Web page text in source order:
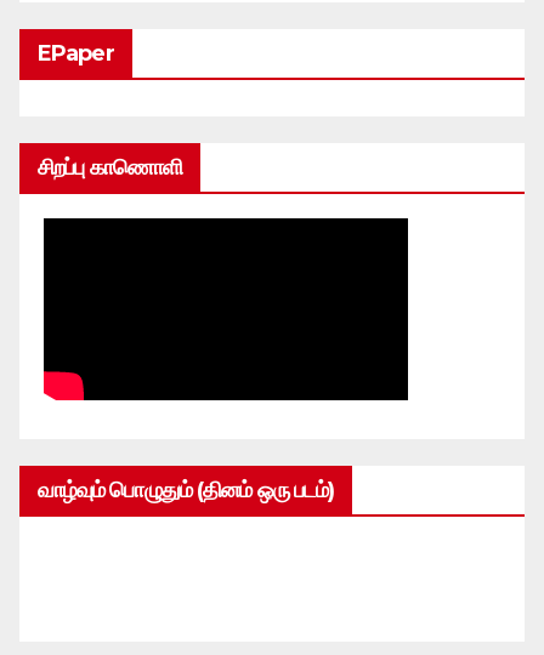
EPaper
சிறப்பு காணொளி
வாழ்வும் பொழுதும் (தினம் ஒரு படம்)